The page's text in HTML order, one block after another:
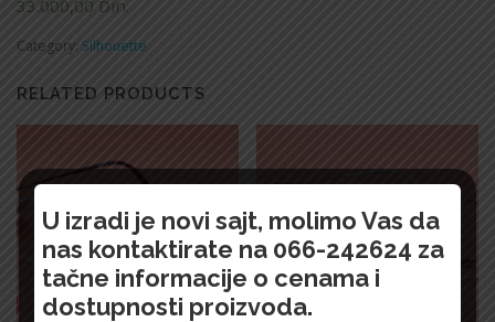
33.000,00 Din.
Category: Silhouette
RELATED PRODUCTS
U izradi je novi sajt, molimo Vas da
nas kontaktirate na 066-242624 za
tačne informacije o cenama i
dostupnosti proizvoda.